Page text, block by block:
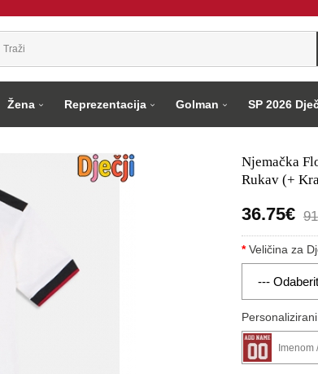
Žena Reprezentacija Golman SP 2026
Njemačka
Rukav (+
36.75€
Veličina za
Personalizirani